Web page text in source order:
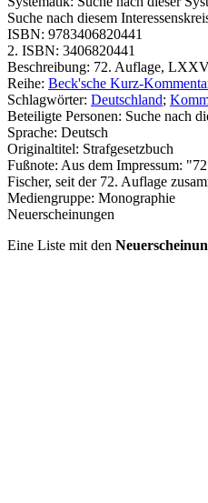
Suche nach diesem
ISBN: 9783406820441
2. ISBN: 3406820441
Beschreibung: 72. Auflage,
Reihe: Beck'sche Kurz-
Schlagwörter: Deutschland;
Beteiligte Personen: Suche nach
Sprache: Deutsch
Originaltitel: Strafgesetzbuch
Fußnote: Aus dem Impressum:
Fischer, seit der 72. Auflage
Mediengruppe: Monographie
Neuerscheinungen
Eine Liste mit den